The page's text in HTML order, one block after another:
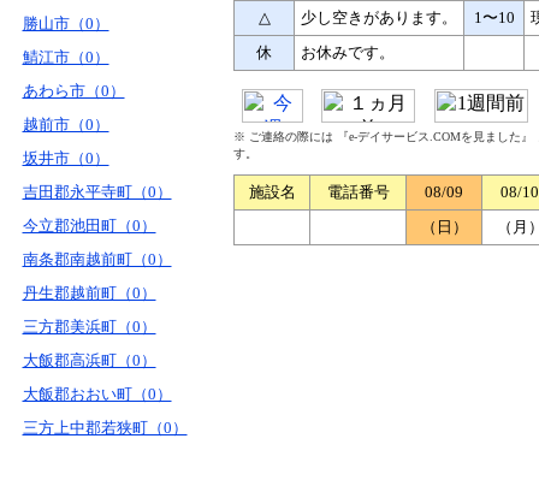
勝山市（0）
鯖江市（0）
あわら市（0）
越前市（0）
坂井市（0）
吉田郡永平寺町（0）
今立郡池田町（0）
南条郡南越前町（0）
丹生郡越前町（0）
三方郡美浜町（0）
大飯郡高浜町（0）
大飯郡おおい町（0）
三方上中郡若狭町（0）
△
少し空きがあります。 1〜10
休
お休みです。
※ ご連絡の際には 『e-デイサービス.COMを見ました
す。
施設名 電話番号 08/09
08/10
（日）
（月